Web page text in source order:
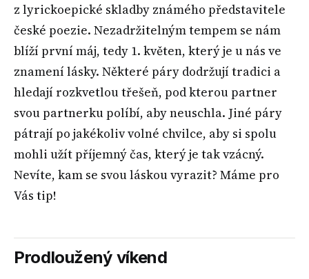
z lyrickoepické skladby známého představitele
české poezie. Nezadržitelným tempem se nám
blíží první máj, tedy 1. květen, který je u nás ve
znamení lásky. Některé páry dodržují tradici a
hledají rozkvetlou třešeň, pod kterou partner
svou partnerku políbí, aby neuschla. Jiné páry
pátrají po jakékoliv volné chvilce, aby si spolu
mohli užít příjemný čas, který je tak vzácný.
Nevíte, kam se svou láskou vyrazit? Máme pro
Vás tip!
Prodloužený víkend